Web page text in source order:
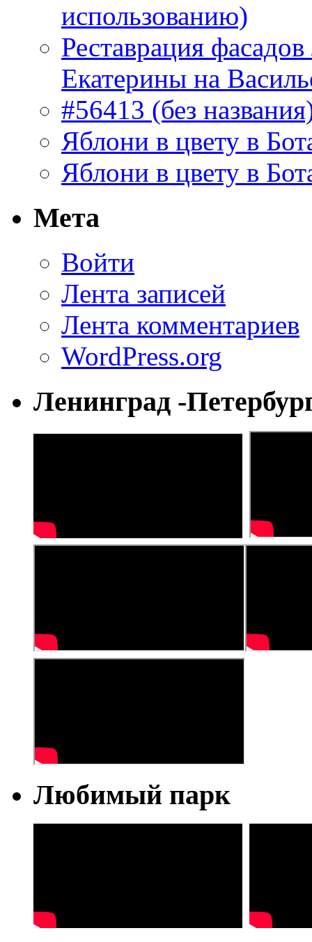
использованию)
Реставрация
Екатерины на
#56413 (без
Яблони в цвету в
Яблони в цвету в
Мета
Войти
Лента записей
Лента комментариев
WordPress.org
Ленинград -
Любимый парк